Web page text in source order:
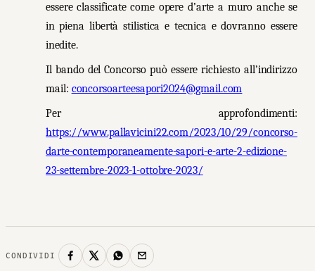
essere classificate come opere d’arte a muro anchese
inpiena libertà stilistica e tecnica edovrannoessere
inedite.
Il bando del Concorso può essere richiesto all’indirizzo
mail: concorsoarteesapori2024@gmail.com
Per approfondimenti:
https://www.pallavicini22.com/2023/10/29/concorso-
darte-contemporaneamente-sapori-e-arte-2-edizione-
23-settembre-2023-1-ottobre-2023/
CONDIVIDI